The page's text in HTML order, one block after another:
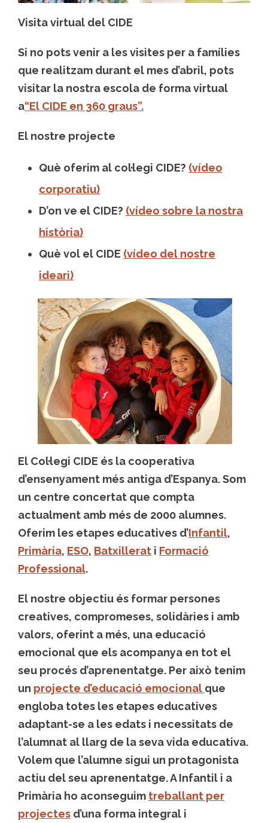
Visita virtual del CIDE
Si no pots venir a les visites per a famílies
que realitzam durant el mes d’abril, pots
visitar la nostra escola de forma virtual
a“El CIDE en 360 graus”.
El nostre projecte
Què oferim al col·legi CIDE? (vídeo
corporatiu)
D’on ve el CIDE? (vídeo sobre la nostra
història)
Què vol el CIDE (vídeo del nostre
ideari)
El Col·legi CIDE és la cooperativa
d’ensenyament més antiga d’Espanya. Som
un centre concertat que compta
actualment amb més de 2000 alumnes.
Oferim les etapes educatives d’Infantil,
Primària, ESO, Batxillerat i Formació
Professional.
El nostre objectiu és formar persones
creatives, compromeses, solidàries i amb
valors, oferint a més, una educació
emocional que els acompanya en tot el
seu procés d’aprenentatge. Per això tenim
un projecte d’educació emocional que
engloba totes les etapes educatives
adaptant-se a les edats i necessitats de
l’alumnat al llarg de la seva vida educativa.
Volem que l’alumne sigui un protagonista
actiu del seu aprenentatge. A Infantil i a
Primària ho aconseguim treballant per
projectes d’una forma integral i